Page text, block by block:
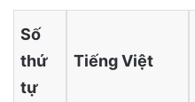
Số
thứ
tự
Tiếng Việt